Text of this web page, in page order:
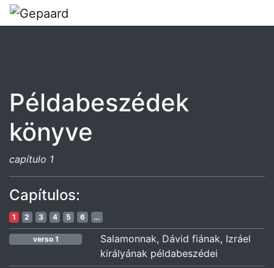
Példabeszédek
könyve
capítulo 1
Capítulos:
1 2 3 4 5 6 …
verso 1
Salamonnak, Dávid fiának, Izráel
királyának példabeszédei